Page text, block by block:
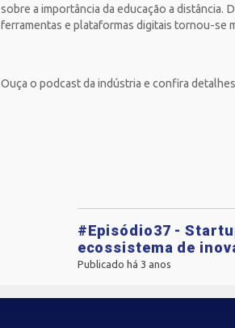
sobre a importância da educação a
ferramentas e plataformas digitais tornou-se
Ouça o podcast da indústria e confira
#Episódio37 -
ecossistema de
Publicado há 3 anos